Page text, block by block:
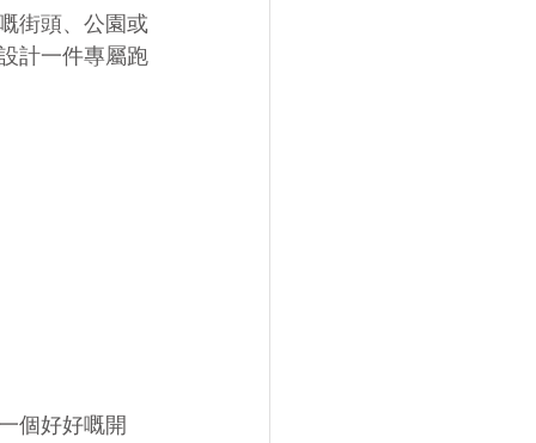
街頭、公園或
計一件專屬跑
個好好嘅開